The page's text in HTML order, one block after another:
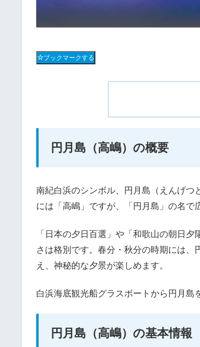
ブックマークする
円月島（高嶋）の概要
南紀白浜のシンボル、円月島（えんげ
には「高嶋」ですが、「円月島」の名で
「日本の夕日百選」や「和歌山の朝日
さは格別です。春分・秋分の時期には
え、神秘的な夕景が楽しめます。
白浜海底観光船グラスボートから円月島
円月島（高嶋）の基本情報